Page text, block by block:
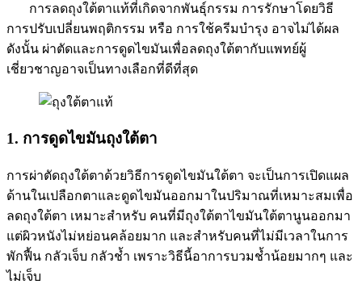
การลดถุงใต้ตาแท้ที่เกิดจากพันธุ์กรรม การรักษาโดยวิธี
การปรับเปลี่ยนพฤติกรรม หรือ การใช้ครีมบำรุง อาจไม่ได้ผล
ดังนั้น ผ่าตัดและการดูดไขมันเพื่อลดถุงใต้ตากับแพทย์ผู้
เชี่ยวชาญอาจเป็นทางเลือกที่ดีที่สุด
1. การดูดไขมันถุงใต้ตา
การผ่าตัดถุงใต้ตาด้วยวิธีการดูดไขมันใต้ตา จะเป็นการเปิดแผล
ด้านในเปลือกตาและดูดไขมันออกมาในปริมาณที่เหมาะสมเพื่อ
ลดถุงใต้ตา เหมาะสำหรับ คนที่มีถุงใต้ตาไขมันใต้ตานูนออกมา
แต่ผิวหนังไม่หย่อนคล้อยมาก และสำหรับคนที่ไม่มีเวลาในการ
พักฟื้น กลัวเจ็บ กลัวช้ำ เพราะวิธีนี้อาการบวมช้ำน้อยมากๆ และ
ไม่เจ็บ